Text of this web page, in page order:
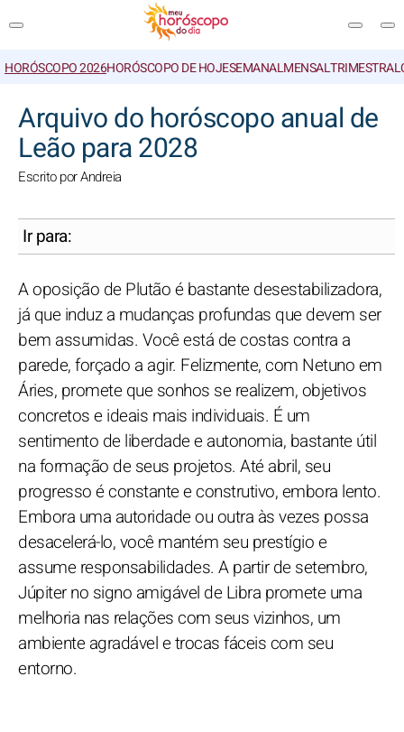
HORÓSCOPO 2026HORÓSCOPO DE HOJESEMANALMENSALTRIMESTRAL
Arquivo do horóscopo anual de
Leão para 2028
Escrito por Andreia
Ir para:
A oposição de Plutão é bastante desestabilizadora,
já que induz a mudanças profundas que devem ser
bem assumidas. Você está de costas contra a
parede, forçado a agir. Felizmente, com Netuno em
Áries, promete que sonhos se realizem, objetivos
concretos e ideais mais individuais. É um
sentimento de liberdade e autonomia, bastante útil
na formação de seus projetos. Até abril, seu
progresso é constante e construtivo, embora lento.
Embora uma autoridade ou outra às vezes possa
desacelerá-lo, você mantém seu prestígio e
assume responsabilidades. A partir de setembro,
Júpiter no signo amigável de Libra promete uma
melhoria nas relações com seus vizinhos, um
ambiente agradável e trocas fáceis com seu
entorno.